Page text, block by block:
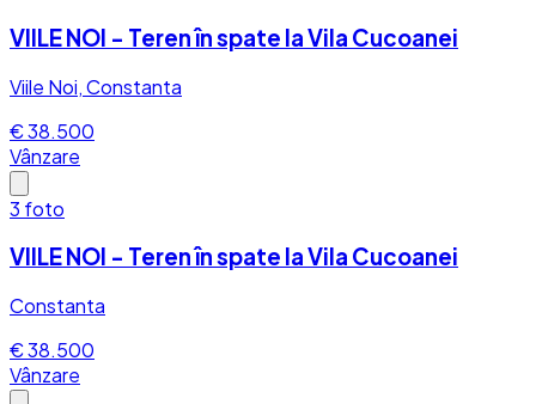
VIILE NOI - Teren în spate la Vila Cucoanei
Viile Noi, Constanta
€ 38.500
Vânzare
3 foto
VIILE NOI - Teren în spate la Vila Cucoanei
Constanta
€ 38.500
Vânzare